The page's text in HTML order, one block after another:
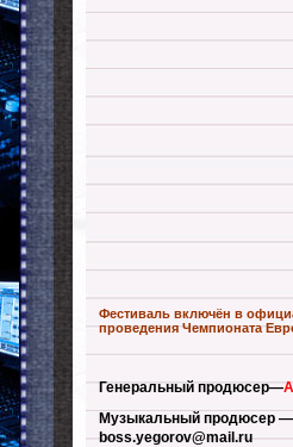
Фестиваль включён в
проведения Чемпионата
Генеральный продюсер—
Музыкальный продюсер —
boss.yegorov@mail.ru